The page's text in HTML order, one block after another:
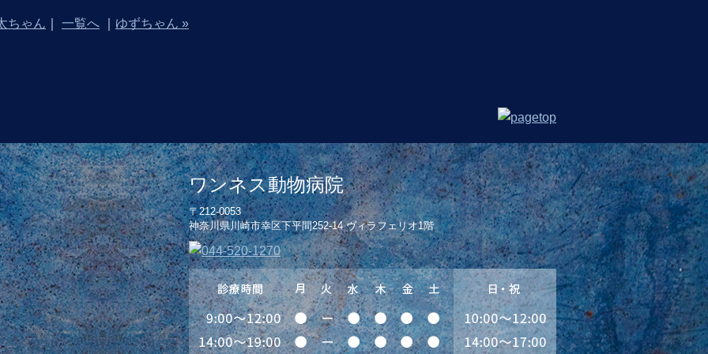
ちゃん 一覧へ ゆずちゃん »
ワンネス動物病院
〒212-0053
神奈川県川崎市幸区下平間252-14 ヴィラフェリオ1階